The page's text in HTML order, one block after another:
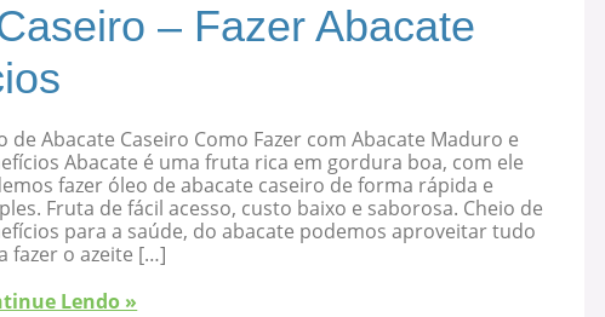
– Fazer Abacate
de Abacate Caseiro Como Fazer com Abacate Maduro e
Abacate é uma fruta rica em gordura boa, com ele
fazer óleo de abacate caseiro de forma rápida e
Fruta de fácil acesso, custo baixo e saborosa. Cheio de
para a saúde, do abacate podemos aproveitar tudo
fazer o azeite […]
Lendo »